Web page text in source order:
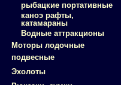
рыбацкие портативные
каноэ рафты,
катамараны
Водные аттракционы
Моторы лодочные
подвесные
Эхолоты